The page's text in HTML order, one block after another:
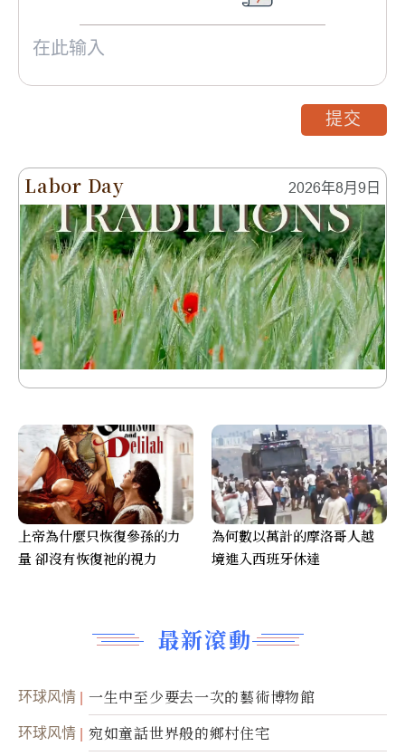
Labor Day 2026年8月9日
最新滾動
环球风情 一生中至少要去一次的藝術博物館
环球风情 宛如童話世界般的鄉村住宅
提交
上帝為什麼只恢復參孫的力
量 卻沒有恢復祂的視力
為何數以萬計的摩洛哥人越
境進入西班牙休達